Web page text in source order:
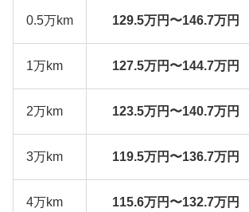
0.5万km 129.5万円〜146.7万円
1万km 127.5万円〜144.7万円
2万km 123.5万円〜140.7万円
3万km 119.5万円〜136.7万円
4万km 115.6万円〜132.7万円